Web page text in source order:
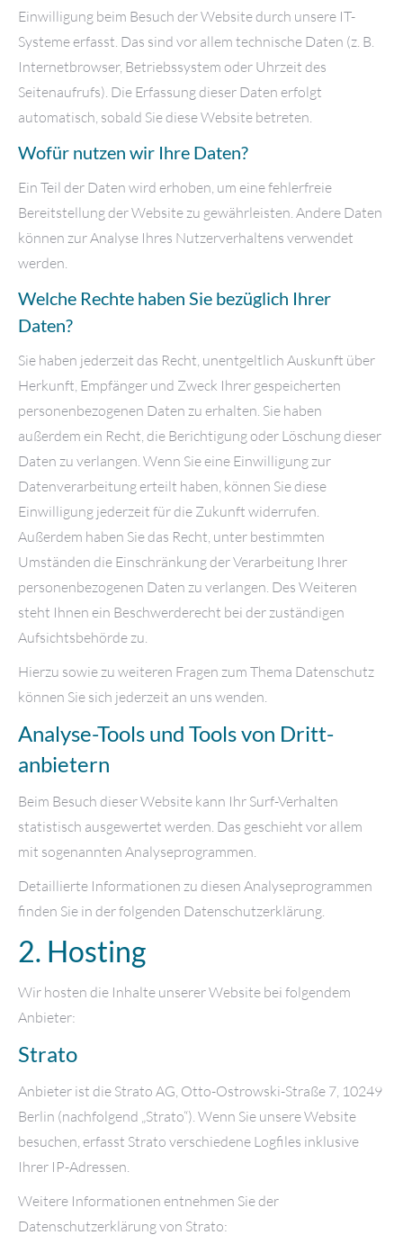
Einwilligung beim Besuch der Website durch unsere IT-
Systeme erfasst. Das sind vor allem technische Daten (z. B.
Internetbrowser, Betriebssystem oder Uhrzeit des
Seitenaufrufs). Die Erfassung dieser Daten erfolgt
automatisch, sobald Sie diese Website betreten.
Wofür nutzen wir Ihre Daten?
Ein Teil der Daten wird erhoben, um eine fehlerfreie
Bereitstellung der Website zu gewährleisten. Andere Daten
können zur Analyse Ihres Nutzerverhaltens verwendet
werden.
Welche Rechte haben Sie bezüglich Ihrer
Daten?
Sie haben jederzeit das Recht, unentgeltlich Auskunft über
Herkunft, Empfänger und Zweck Ihrer gespeicherten
personenbezogenen Daten zu erhalten. Sie haben
außerdem ein Recht, die Berichtigung oder Löschung dieser
Daten zu verlangen. Wenn Sie eine Einwilligung zur
Datenverarbeitung erteilt haben, können Sie diese
Einwilligung jederzeit für die Zukunft widerrufen.
Außerdem haben Sie das Recht, unter bestimmten
Umständen die Einschränkung der Verarbeitung Ihrer
personenbezogenen Daten zu verlangen. Des Weiteren
steht Ihnen ein Beschwerderecht bei der zuständigen
Aufsichtsbehörde zu.
Hierzu sowie zu weiteren Fragen zum Thema Datenschutz
können Sie sich jederzeit an uns wenden.
Analyse-Tools und Tools von Dritt­
anbietern
Beim Besuch dieser Website kann Ihr Surf-Verhalten
statistisch ausgewertet werden. Das geschieht vor allem
mit sogenannten Analyseprogrammen.
Detaillierte Informationen zu diesen Analyseprogrammen
finden Sie in der folgenden Datenschutzerklärung.
2. Hosting
Wir hosten die Inhalte unserer Website bei folgendem
Anbieter:
Strato
Anbieter ist die Strato AG, Otto-Ostrowski-Straße 7, 10249
Berlin (nachfolgend „Strato“). Wenn Sie unsere Website
besuchen, erfasst Strato verschiedene Logfiles inklusive
Ihrer IP-Adressen.
Weitere Informationen entnehmen Sie der
Datenschutzerklärung von Strato: